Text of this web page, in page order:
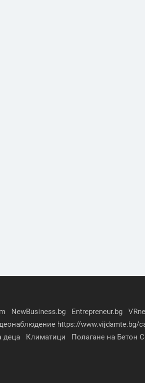
NewBusiness.bg Entrepreneur.bg
https://www.vijdamte.bg/
деца Климатици Полагане на Бетон